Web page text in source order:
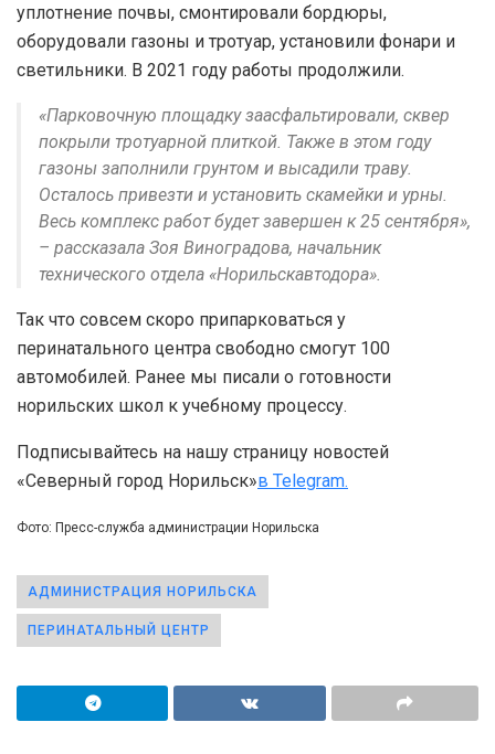
уплотнение почвы, смонтировали бордюры,
оборудовали газоны и тротуар, установили фонари и
светильники. В 2021 году работы продолжили.
«Парковочную площадку заасфальтировали, сквер
покрыли тротуарной плиткой. Также в этом году
газоны заполнили грунтом и высадили траву.
Осталось привезти и установить скамейки и урны.
Весь комплекс работ будет завершен к 25 сентября»,
– рассказала Зоя Виноградова, начальник
технического отдела «Норильскавтодора».
Так что совсем скоро припарковаться у
перинатального центра свободно смогут 100
автомобилей. Ранее мы писали о готовности
норильских школ к учебному процессу.
Подписывайтесь на нашу страницу новостей
«Северный город Норильск»в Telegram.
Фото: Пресс-служба администрации Норильска
АДМИНИСТРАЦИЯ НОРИЛЬСКА
ПЕРИНАТАЛЬНЫЙ ЦЕНТР